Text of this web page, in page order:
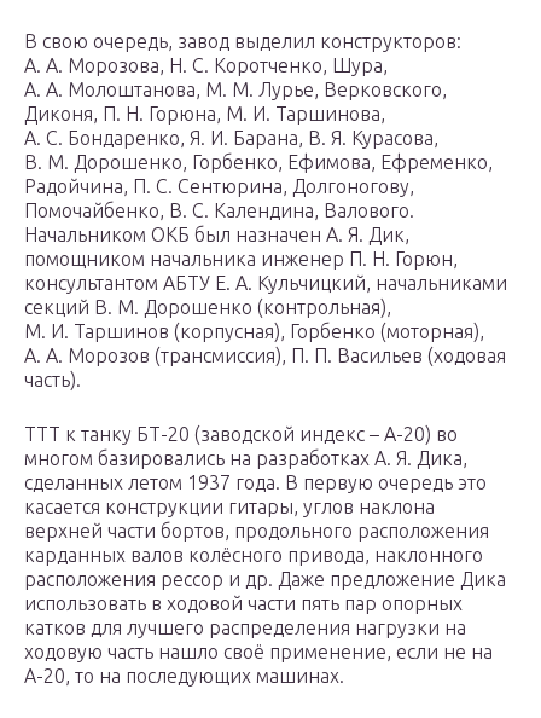
В свою очередь, завод выделил конструкторов:
А. А. Морозова, Н. С. Коротченко, Шура,
А. А. Молоштанова, М. М. Лурье, Верковского,
Диконя, П. Н. Горюна, М. И. Таршинова,
А. С. Бондаренко, Я. И. Барана, В. Я. Курасова,
В. М. Дорошенко, Горбенко, Ефимова, Ефременко,
Радойчина, П. С. Сентюрина, Долгоногову,
Помочайбенко, В. С. Календина, Валового.
Начальником ОКБ был назначен А. Я. Дик,
помощником начальника инженер П. Н. Горюн,
консультантом АБТУ Е. А. Кульчицкий, начальниками
секций В. М. Дорошенко (контрольная),
М. И. Таршинов (корпусная), Горбенко (моторная),
А. А. Морозов (трансмиссия), П. П. Васильев (ходовая
часть).
ТТТ к танку БТ-20 (заводской индекс – А-20) во
многом базировались на разработках А. Я. Дика,
сделанных летом 1937 года. В первую очередь это
касается конструкции гитары, углов наклона
верхней части бортов, продольного расположения
карданных валов колёсного привода, наклонного
расположения рессор и др. Даже предложение Дика
использовать в ходовой части пять пар опорных
катков для лучшего распределения нагрузки на
ходовую часть нашло своё применение, если не на
А-20, то на последующих машинах.